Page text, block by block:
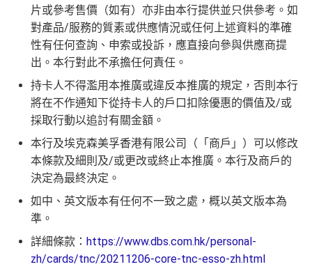
片或參考售價（如有）亦非由本行提供並只供參考。如
對產品/服務的質素或供應情況或任何上述資料的準確
性有任何查詢、申索或投訴，應直接向參與供應商提
出。本行對此不承擔任何責任。
持卡人不得濫用本推廣或違反本推廣的規定，否則本行
將在不作通知下從持卡人的戶口扣除優惠的價值及/或
採取行動以追討有關金額。
本行及埃克森美孚香港有限公司（「商戶」）可以修改
本條款及細則及/或更改或終止本推廣。本行及商戶的
決定為最終決定。
如中、英文版本有任何不一致之處，概以英文版本為
準。
詳細條款： https://www.dbs.com.hk/personal-
zh/cards/tnc/20211206-core-tnc-esso-zh.html